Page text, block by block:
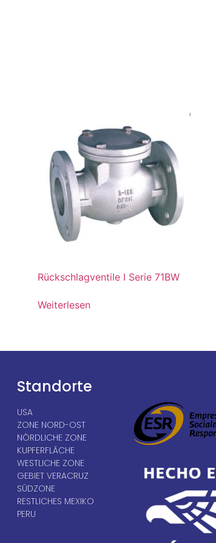
Rückschlagventile I Serie 71BW
Weiterlesen
Standorte
USA
ZONE NORD-OST
NÖRDLICHE ZONE
KUPFERFLÄCHE
WESTLICHE ZONE
GEBIET VERACRUZ
SÜDZONE
RESTLICHES MEXIKO
PERU